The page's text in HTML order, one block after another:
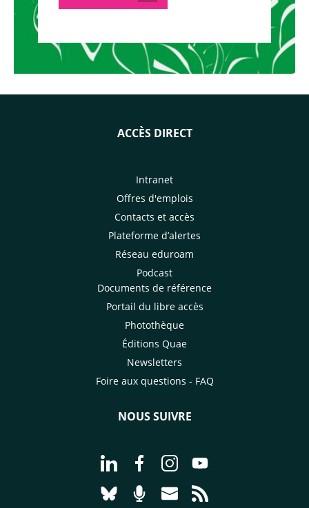
ACCÈS DIRECT
Intranet
Offres d'emplois
Contacts et accès
Plateforme d’alertes
Réseau eduroam
Podcast
Documents de référence
Portail du libre accès
Photothèque
Éditions Quae
Newsletters
Foire aux questions - FAQ
NOUS SUIVRE
Aller à la page Nous suivre sur
Aller à la page Nous suivre sur
Aller à la page Nous
Aller à la page
Aller à la page Nous suivre sur
Aller à la page Nourrir le
Aller à la page Nous